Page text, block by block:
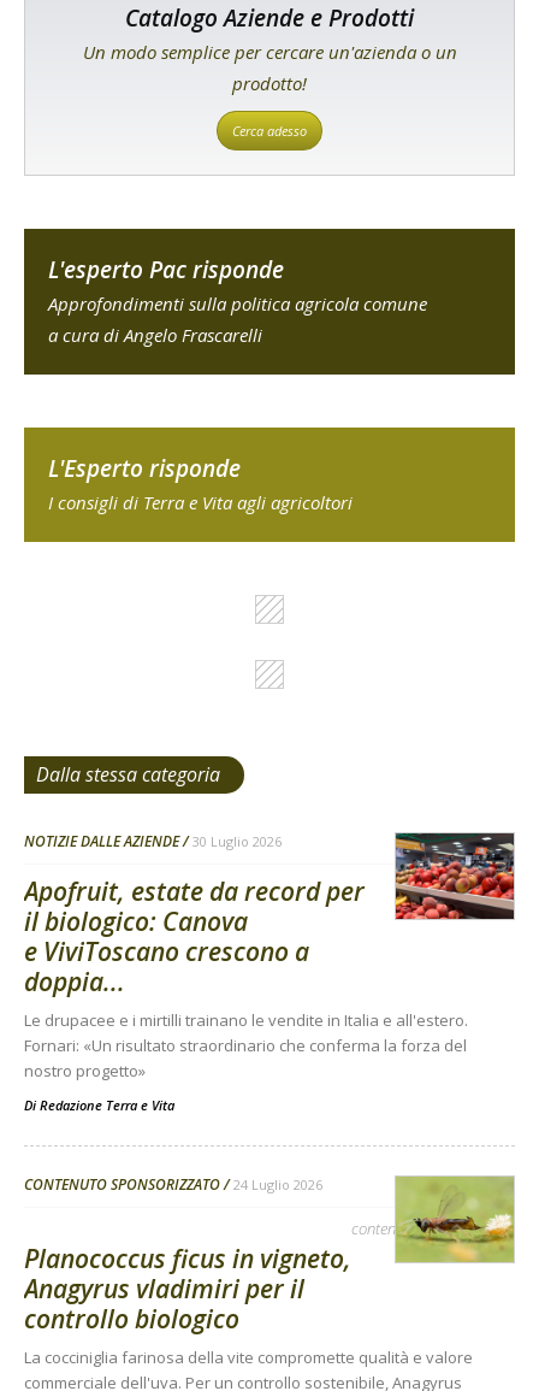
Catalogo Aziende e Prodotti
Un modo semplice per cercare un'azienda o un
prodotto!
Cerca adesso
L'esperto Pac risponde
Approfondimenti sulla politica agricola comune
a cura di Angelo Frascarelli
L'Esperto risponde
I consigli di Terra e Vita agli agricoltori
Dalla stessa categoria
NOTIZIE DALLE AZIENDE 30 Luglio 2026
Apofruit, estate da record per
il biologico: Canova
e ViviToscano crescono a
doppia...
Le drupacee e i mirtilli trainano le vendite in Italia e all'estero.
Fornari: «Un risultato straordinario che conferma la forza del
nostro progetto»
Di Redazione Terra e Vita
CONTENUTO SPONSORIZZATO 24 Luglio 2026
contenuto sponsorizzato
Planococcus ficus in vigneto,
Anagyrus vladimiri per il
controllo biologico
La cocciniglia farinosa della vite compromette qualità e valore
commerciale dell'uva. Per un controllo sostenibile, Anagyrus